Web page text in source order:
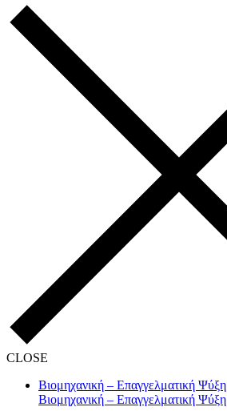
CLOSE
Βιομηχανική – Επαγγελματική Ψύξη
Βιομηχανική – Επαγγελματική Ψύξη